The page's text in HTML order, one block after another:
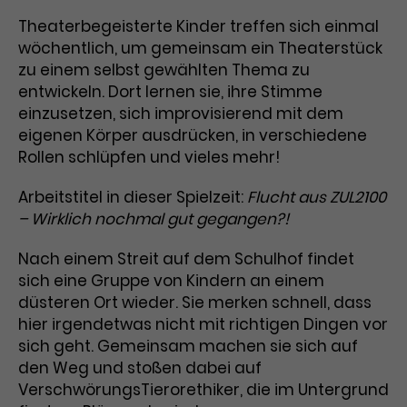
und es wird Zugang zu
geschützten Bereichen gewährt.
Name cookie_optin
Laufzeit 1 Monat
Zweck
Enthält die gewählten Tracking-
Optin-Einstellungen.
Laufzeit 2 Jahre
Dieses Cookie wird von Google
Analytics installiert. Das Cookie
wird verwendet, um
Besucher*innen-, Sitzungs- und
Kampagnendaten zu berechnen
den Analysebericht der Website zu
verfolgen. Die Cookies speichern
Informationen anonym und weisen
eine zufallsgenerierte Nummer zu,
um Besuche zu erkennen.
Name _gid
Anbieter Google Analytics
Marketing
Diese Gruppe beinhaltet alle Scripte, die es uns
ermöglichen die Leistung unserer
Werbekampagnen zu analysieren und
Conversions zu messen. Außerdem helfen sie
uns dabei Werbeanzeigen und Inhalte besser auf
die Interessen unserer Nutzer abzustimmen.
Name
_gcl_au
Anbieter Google Ads
3 Monate
Zweck
Wird von Google verwendet, um
die Effizienz von Werbeanzeigen zu
messen und Conversions zu
speichern. Dieses Cookie hilft dabei
nachzuvollziehen, ob Nutzer über
Google-Anzeigen auf unsere
Website gelangt sind.
Cookie-Informationen
Theaterbegeisterte Kinder treffen sich einmal
wöchentlich, um gemeinsam ein Theaterstück
zu einem selbst gewählten Thema zu
entwickeln. Dort lernen sie, ihre Stimme
einzusetzen, sich improvisierend mit dem
eigenen Körper ausdrücken, in verschiedene
Rollen schlüpfen und vieles mehr!
Arbeitstitel in dieser Spielzeit: Flucht aus ZUL2100
– Wirklich nochmal gut gegangen?!
Nach einem Streit auf dem Schulhof findet
sich eine Gruppe von Kindern an einem
düsteren Ort wieder. Sie merken schnell, dass
hier irgendetwas nicht mit richtigen Dingen vor
sich geht. Gemeinsam machen sie sich auf
den Weg und stoßen dabei auf
VerschwörungsTierorethiker, die im Untergrund